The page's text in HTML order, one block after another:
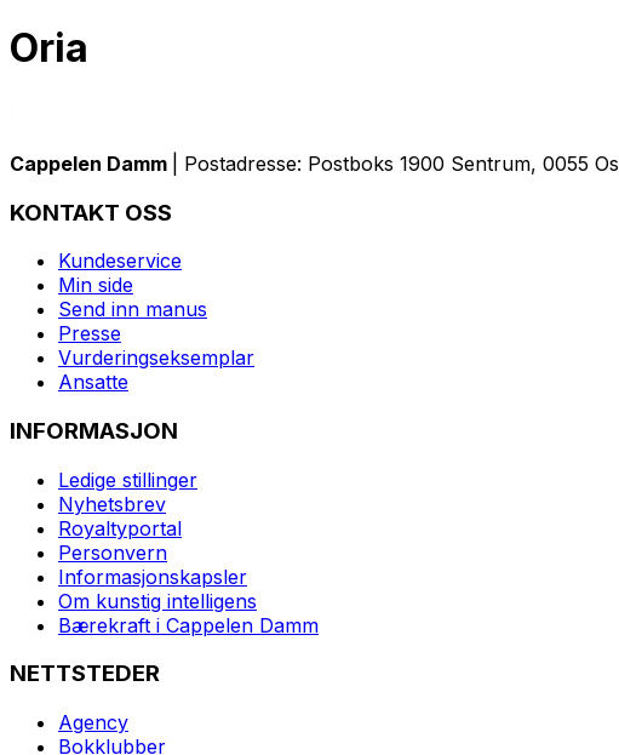
Oria
Cappelen Damm | Postadresse: Postboks 1900 Sentrum, 0055
KONTAKT OSS
Kundeservice
Min side
Send inn manus
Presse
Vurderingseksemplar
Ansatte
INFORMASJON
Ledige stillinger
Nyhetsbrev
Royaltyportal
Personvern
Informasjonskapsler
Om kunstig intelligens
Bærekraft i Cappelen Damm
NETTSTEDER
Agency
Bokklubber